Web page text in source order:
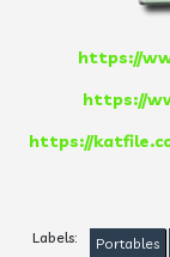
https://
https://
https://
Labels: Portables